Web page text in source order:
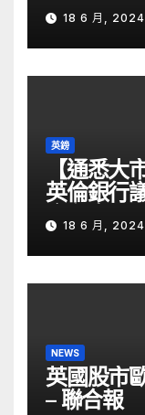
18 6 月, 2024
英鎊
【通悉
英倫銀行
金留意 –
18 6 月, 2024
NEWS
英國股市
– 聯合報